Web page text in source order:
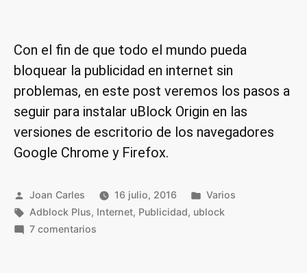
Con el fin de que todo el mundo pueda
bloquear la publicidad en internet sin
problemas, en este post veremos los pasos a
seguir para instalar uBlock Origin en las
versiones de escritorio de los navegadores
Google Chrome y Firefox.
Publicado
por
Joan Carles 16 julio, 2016
Publicado
en
Varios
Etiquetas:
Adblock Plus, Internet, Publicidad, ublock
7 comentarios